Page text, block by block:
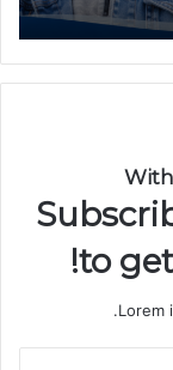
لنت
to
Lorem